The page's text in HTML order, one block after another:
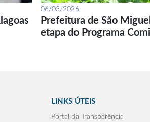
06/03/2026
Prefeitura de São
etapa do Programa
LINKS ÚTEIS
Portal da Transparência